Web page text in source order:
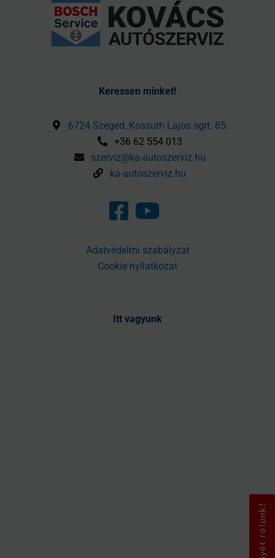
Keressen minket!
6724 Szeged, Kossuth Lajos sgrt. 85.
+36 62 554 013
szerviz@ka-autoszerviz.hu
ka-autoszerviz.hu
Adatvédelmi szabályzat
Cookie nyilatkozat
Itt vagyunk